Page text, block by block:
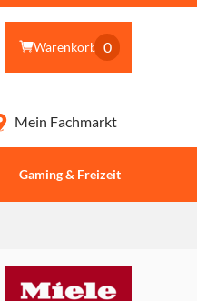
Warenkorb 0
Gaming & Freizeit
Mein Fachmarkt